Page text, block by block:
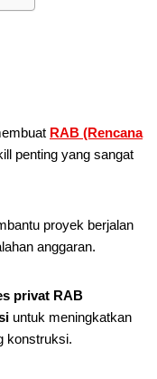
RAB (Rencana
penting yang sangat
proyek berjalan
anggaran.
privat RAB
untuk meningkatkan
konstruksi.